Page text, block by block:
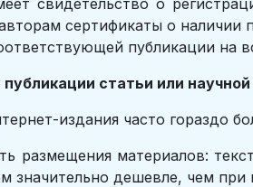
свидетельство о
сертификаты о
публикации на
статьи или
издания часто гораздо
размещения материалов:
значительно дешевле, чем